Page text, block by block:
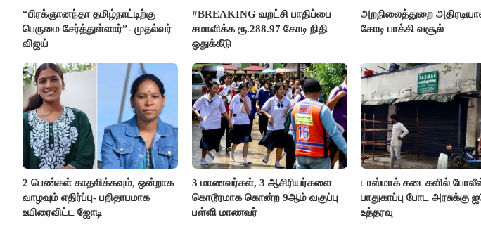
“பிரக்ஞானந்தா தமிழ்நாட்டிற்கு
பெருமை சேர்த்துள்ளார்”- முதல்வர்
விஜய்
#BREAKING வறட்சி பாதிப்பை
சமாளிக்க ரூ.288.97 கோடி நிதி
ஒதுக்கீடு
அறநிலைத்துறை
கோடி பாக்கி வசூல்
2 பெண்கள் காதலிக்கவும், ஒன்றாக
வாழவும் எதிர்ப்பு- பறிதாபமாக
உயிரைவிட்ட ஜோடி
3 மாணவர்கள், 3 ஆசிரியர்களை
கொடூரமாக கொன்ற 9ஆம் வகுப்பு
பள்ளி மாணவர்
டாஸ்மாக் கடைகளில்
பாதுகாப்பு போட அரசுக்கு
உத்தரவு